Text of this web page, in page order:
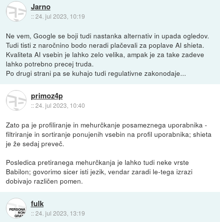
Jarno
::24. jul 2023, 10:19
Ne vem, Google se boji tudi nastanka alternativ in upada ogledov.
Tudi tisti z naročnino bodo neradi plačevali za poplave AI shieta.
Kvaliteta AI vsebin je lahko zelo velika, ampak je za take zadeve
lahko potrebno precej truda.
Po drugi strani pa se kuhajo tudi regulativne zakonodaje...
primoz4p
::24. jul 2023, 10:40
Zato pa je profiliranje in mehurčkanje posameznega uporabnika -
filtriranje in sortiranje ponujenih vsebin na profil uporabnika; shieta
je že sedaj preveč.
Posledica pretiranega mehurčkanja je lahko tudi neke vrste
Babilon; govorimo sicer isti jezik, vendar zaradi le-tega izrazi
dobivajo različen pomen.
fulk
::24. jul 2023, 13:19